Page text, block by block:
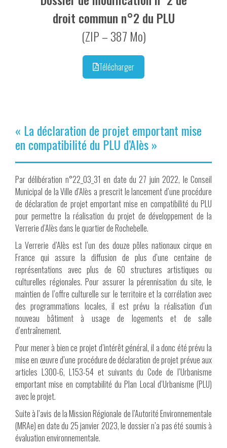
droit commun n°2 du PLU
(ZIP – 387 Mo)
Télécharger
« La déclaration de projet emportant mise
en compatibilité du PLU d’Alès »
Par délibération n°22_03_31 en date du 27 juin 2022, le Conseil
Municipal de la Ville d’Alès a prescrit le lancement d’une procédure
de déclaration de projet emportant mise en compatibilité du PLU
pour permettre la réalisation du projet de développement de la
Verrerie d’Alès dans le quartier de Rochebelle.
La Verrerie d’Alès est l’un des douze pôles nationaux cirque en
France qui assure la diffusion de plus d’une centaine de
représentations avec plus de 60 structures artistiques ou
culturelles régionales. Pour assurer la pérennisation du site, le
maintien de l’offre culturelle sur le territoire et la corrélation avec
des programmations locales, il est prévu la réalisation d’un
nouveau bâtiment à usage de logements et de salle
d’entraînement.
Pour mener à bien ce projet d’intérêt général, il a donc été prévu la
mise en œuvre d’une procédure de déclaration de projet prévue aux
articles L300-6, L153-54 et suivants du Code de l’Urbanisme
emportant mise en comptabilité du Plan Local d’Urbanisme (PLU)
avec le projet.
Suite à l’avis de la Mission Régionale de l’Autorité Environnementale
(MRAe) en date du 25 janvier 2023, le dossier n’a pas été soumis à
évaluation environnementale.